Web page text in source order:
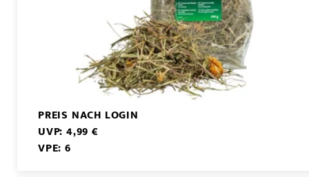
PREIS NACH LOGIN
UVP: 4,99 €
VPE: 6